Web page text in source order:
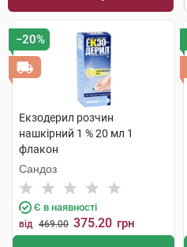
−20%
Екзодерил розчин
нашкірний 1 % 20 мл 1
флакон
Сандоз
Є в наявності
від 469.00 375.20 грн